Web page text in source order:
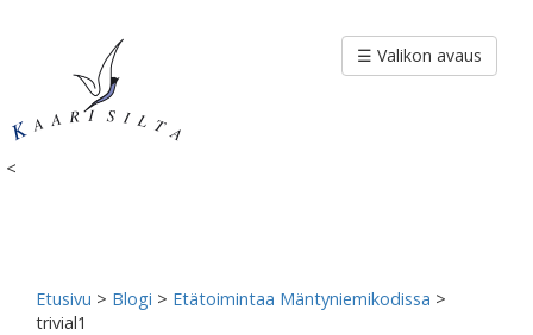
<
☰ Valikon avaus
Etusivu > Blogi > Etätoimintaa Mäntyniemikodissa >
trivial1